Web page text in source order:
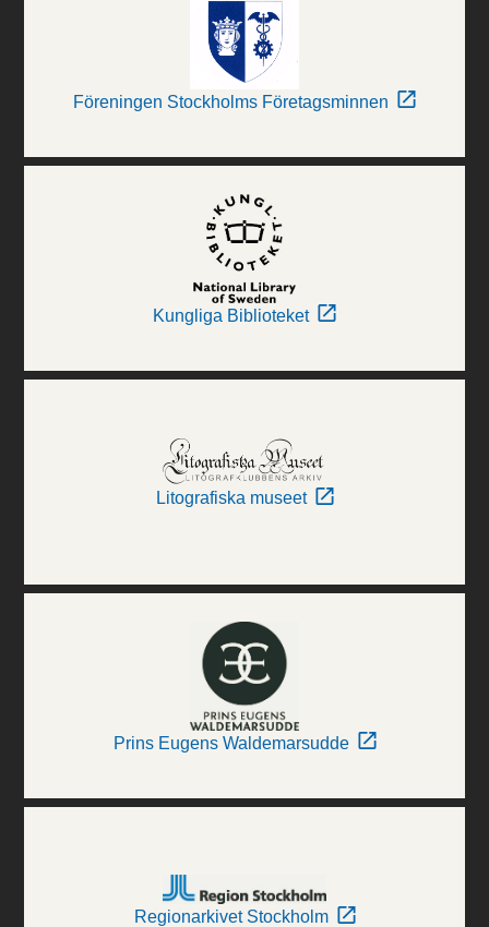
Föreningen Stockholms Företagsminnen
Kungliga Biblioteket
Litografiska museet
Prins Eugens Waldemarsudde
Regionarkivet Stockholm